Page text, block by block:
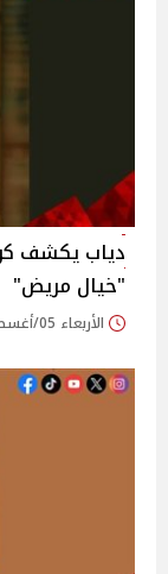
دياب يكشف
"خيال مريض"
الأربعاء 05/أغسطس/2026 - 04:52 م